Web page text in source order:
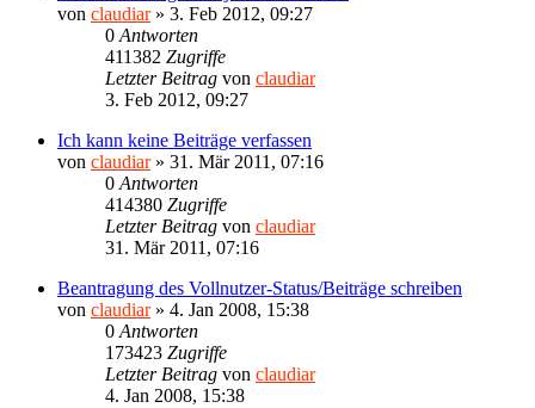
von claudiar» 3. Feb 2012, 09:27
0 Antworten
411382 Zugriffe
Letzter Beitrag von claudiar
3. Feb 2012, 09:27
Ich kann keine Beiträge verfassen
von claudiar» 31. Mär 2011, 07:16
0 Antworten
414380 Zugriffe
Letzter Beitrag von claudiar
31. Mär 2011, 07:16
Beantragung des Vollnutzer-Status/Beiträge schreiben
von claudiar» 4. Jan 2008, 15:38
0 Antworten
173423 Zugriffe
Letzter Beitrag von claudiar
4. Jan 2008, 15:38